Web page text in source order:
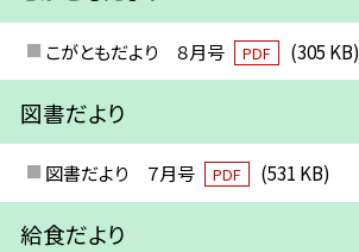
こがともだより ８月号 PDF (305 KB)
図書だより
図書だより ７月号 PDF (531 KB)
給食だより